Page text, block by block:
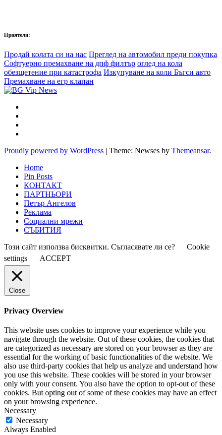
Приятели:
Продай колата си на нас Преглед на автомобил преди покупка
Софтуерно премахване на дпф филтър оглед на кола
обезщетение при катастрофа Изкупуване на коли Бъгси авто
Премахване на егр клапан
Proudly powered by WordPress | Theme: Newses by Themeansar.
Home
Pin Posts
КОНТАКТ
ПАРТНЬОРИ
Петър Ангелов
Реклама
Социални мрежи
СЪБИТИЯ
Този сайт използва бисквитки. Съгласявате ли се?
Cookie
settings
ACCEPT
Close
Privacy Overview
This website uses cookies to improve your experience while you
navigate through the website. Out of these cookies, the cookies that
are categorized as necessary are stored on your browser as they are
essential for the working of basic functionalities of the website. We
also use third-party cookies that help us analyze and understand how
you use this website. These cookies will be stored in your browser
only with your consent. You also have the option to opt-out of these
cookies. But opting out of some of these cookies may have an effect
on your browsing experience.
Necessary
Necessary
Always Enabled